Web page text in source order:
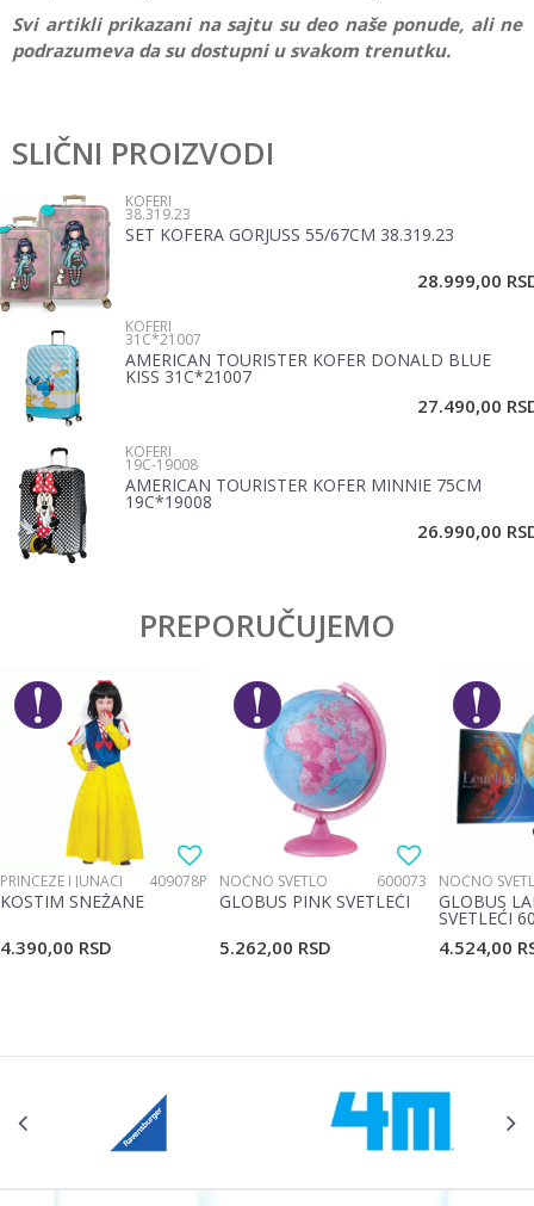
Svi artikli prikazani na sajtu su deo naše ponude, ali ne
podrazumeva da su dostupni u svakom trenutku.
Brend
Ime/Nadimak
Email
Poruka
SLIČNI PROIZVODI
KOFERI
38.319.23
SET KOFERA GORJUSS 55/67CM 38.319.23
28.999,00
KOFERI
31C*21007
AMERICAN TOURISTER KOFER DONALD BLUE
KISS 31C*21007
27.490,00
KOFERI
19C-19008
AMERICAN TOURISTER KOFER MINNIE 75CM
19C*19008
26.990,00
PREPORUČUJEMO
PRINCEZE I JUNACI 409078P
KOSTIM SNEŽANE
4.390,00 RSD
NOĆNO SVETLO 600073
GLOBUS PINK SVETLEĆI
5.262,00 RSD
NOĆNO
GLOBUS
SVETLEĆI
4.524,00